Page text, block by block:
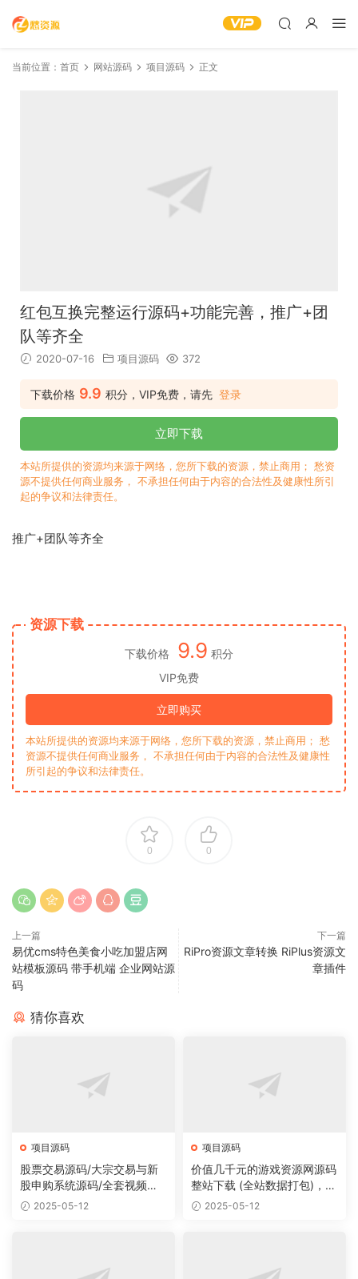
当前位置： 首页 网站源码 项目源码 正文
红包互换完整运行源码+功能完善，推广+团
队等齐全
2020-07-16 项目源码 372
下载价格 9.9 积分，VIP免费，请先 登录
立即下载
本站所提供的资源均来源于网络，您所下载的资源，禁止商用； 愁资
源不提供任何商业服务， 不承担任何由于内容的合法性及健康性所引
起的争议和法律责任。
推广+团队等齐全
资源下载
下载价格 9.9 积分
VIP免费
立即购买
本站所提供的资源均来源于网络，您所下载的资源，禁止商用； 愁
资源不提供任何商业服务， 不承担任何由于内容的合法性及健康性
所引起的争议和法律责任。
0 0
上一篇
易优cms特色美食小吃加盟店网
站模板源码 带手机端 企业网站源
码
下一篇
RiPro资源文章转换 RiPlus资源文
章插件
猜你喜欢
项目源码
股票交易源码/大宗交易与新
股申购系统源码/全套视频教
程 2025-05-12
项目源码
价值几千元的游戏资源网源码
整站下载 (全站数据打包)，数
据里面有200多个宝贝。
2025-05-12